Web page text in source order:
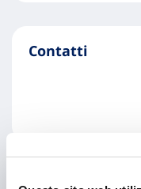
Contatti